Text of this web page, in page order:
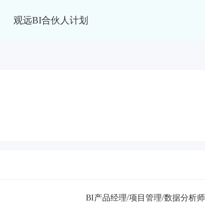
观远BI合伙人计划
BI产品经理/项目管理/数据分析师